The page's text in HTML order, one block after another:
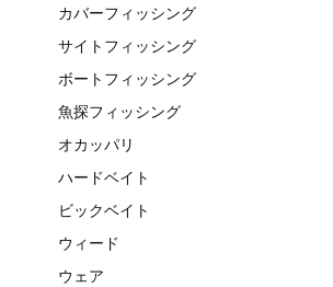
カバーフィッシング
サイトフィッシング
ボートフィッシング
魚探フィッシング
オカッパリ
ハードベイト
ビックベイト
ウィード
ウェア